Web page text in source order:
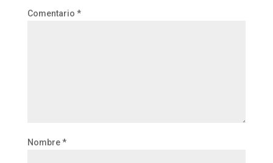
Comentario *
Nombre*